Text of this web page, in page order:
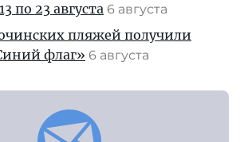
по 23 августа 6 августа
пляжей получили
флаг» 6 августа